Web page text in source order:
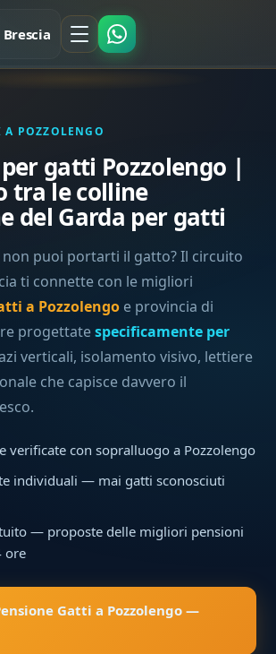
POZZOLENGO
gatti Pozzolengo |
tra le colline
del Garda per gatti
non puoi portarti il gatto? Il circuito
ti connette con le migliori
a Pozzolengo e provincia di
progettatespecificamente per
verticali, isolamento visivo, lettiere
che capisce davvero il
verificate con sopralluogo a Pozzolengo
individuali — mai gatti sconosciuti
— proposte delle migliori pensioni
ore
Gatti a Pozzolengo —